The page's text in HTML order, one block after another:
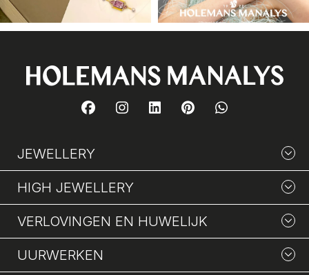
JEWELLERY
HIGH JEWELLERY
VERLOVINGEN EN HUWELIJK
UURWERKEN